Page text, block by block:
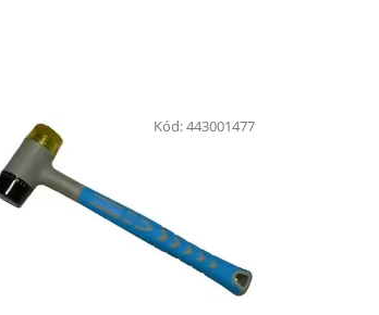
Kód:443001477